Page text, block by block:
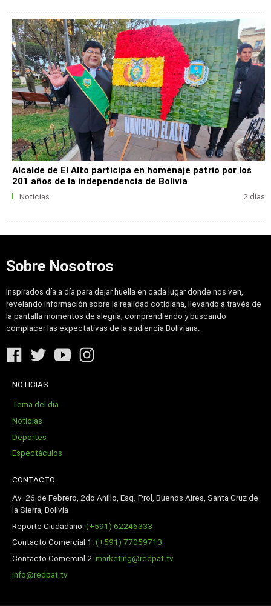
Alcalde de El Alto participa en homenaje patrio por los
201 años de la independencia de Bolivia
Noticias 2 días
Sobre Nosotros
Inspirados día a día para dejar huella en cada lugar donde nos ven,
revelando información sobre la realidad cotidiana, llevando a través de
la pantalla momentos de alegría, comprendiendo y buscando
complacer las expectativas de la audiencia Boliviana.
NOTICIAS
Tema del día
Noticias
Deportes
Espectáculos
CONTACTO
Av. 26 de Febrero, 2do Anillo, Esq. Prol, Buenos Aires, Santa Cruz de
la Sierra, Bolivia
Reporte Ciudadano:(+591) 62246333
Contacto Comercial 1:(+591) 77059713
Contacto Comercial 2:marketing@redpat.tv
info@redpat.tv